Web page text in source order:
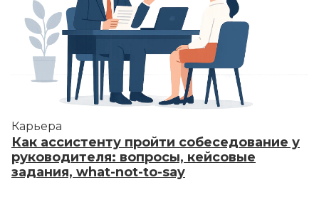
Карьера
Как ассистенту пройти собеседование у
руководителя: вопросы, кейсовые
задания, what-not-to-say